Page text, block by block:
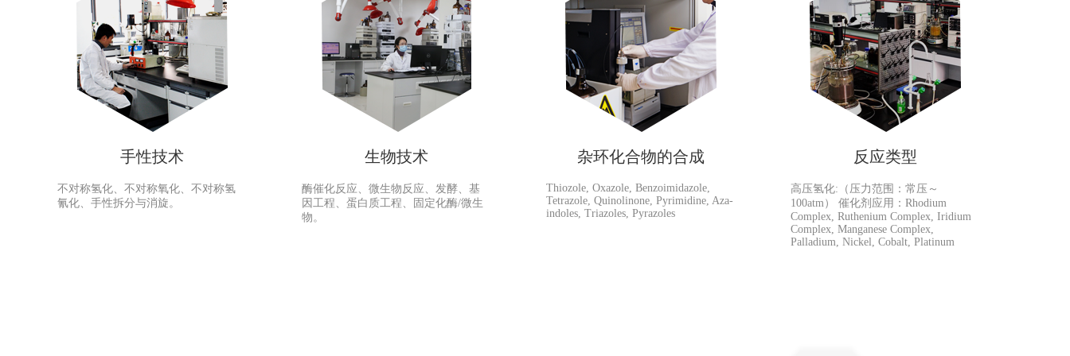
手性技术
不对称氢化、不对称氧化、不对称氢
氰化、手性拆分与消旋。
生物技术
酶催化反应、微生物反应、发酵、基
因工程、蛋白质工程、固定化酶/微生
物。
杂环化合物的合成
Thiozole, Oxazole, Benzoimidazole,
Tetrazole, Quinolinone, Pyrimidine, Aza-
indoles, Triazoles, Pyrazoles
反应类型
高压氢化:（压力范围：常压～
100atm） 催化剂应用：Rhodium
Complex, Ruthenium Complex, Iridium
Complex, Manganese Complex,
Palladium, Nickel, Cobalt, Platinum